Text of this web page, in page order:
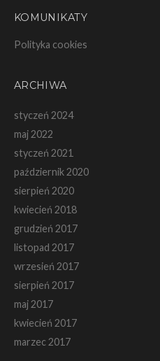
KOMUNIKATY
Polityka cookies
ARCHIWA
styczeń 2024
maj 2022
styczeń 2021
październik 2020
sierpień 2020
kwiecień 2018
grudzień 2017
listopad 2017
wrzesień 2017
sierpień 2017
maj 2017
kwiecień 2017
marzec 2017